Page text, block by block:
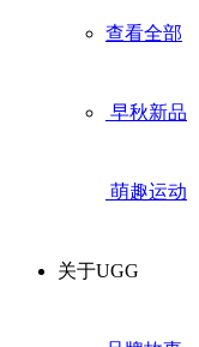
查看全部
早秋新品
萌趣运动
关于UGG